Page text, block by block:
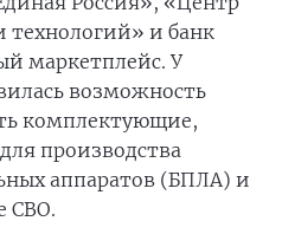
технологий» и банк
маркетплейс. У
возможность
комплектующие,
производства
аппаратов (БПЛА) и
СВО.